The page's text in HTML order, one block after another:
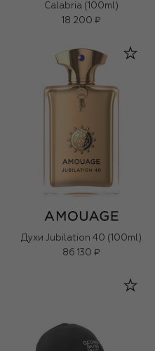
Calabria (100ml)
18 200 ₽
Духи Jubilation 40 (100ml)
86 130 ₽